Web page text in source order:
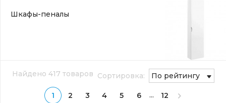
Шкафы-пеналы
Найдено 417 товаров
1 2 3 4 5 6 ... 12
Сортировка: По рейтингу